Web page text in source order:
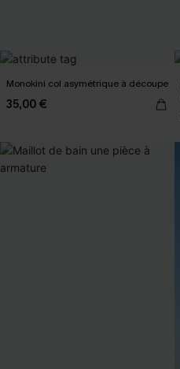
Monokini col asymétrique à découpe
35,00 €